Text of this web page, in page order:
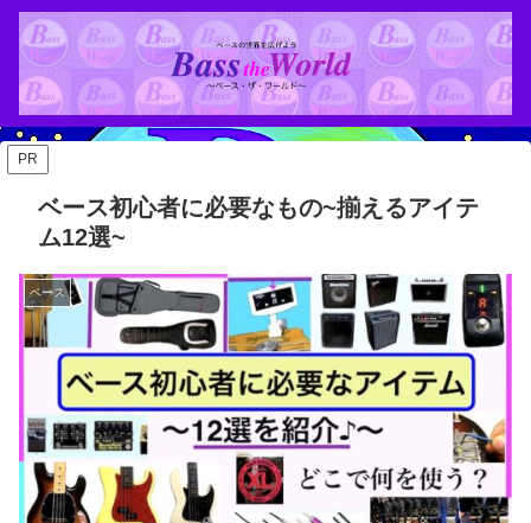
PR
ベース初心者に必要なもの~揃えるアイテ
ム12選~
ベース